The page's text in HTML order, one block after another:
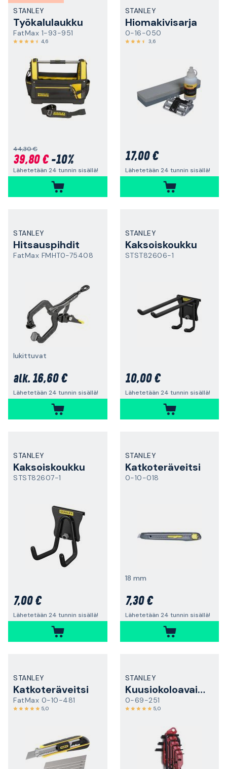
STANLEY
Työkalulaukku
FatMax 1-93-951
4,6
44,30 €
39,80 €-10%
Lähetetään 24 tunnin sisällä!
STANLEY
Hiomakivisarja
0-16-050
3,6
17,00 €
Lähetetään 24 tunnin sisällä!
STANLEY
Hitsauspihdit
FatMax FMHT0-75408
lukittuvat
alk. 16,60 €
Lähetetään 24 tunnin sisällä!
STANLEY
Kaksoiskoukku
STST82606-1
10,00 €
Lähetetään 24 tunnin sisällä!
STANLEY
Kaksoiskoukku
STST82607-1
7,00 €
Lähetetään 24 tunnin sisällä!
STANLEY
Katkoteräveitsi
0-10-018
18 mm
7,30 €
Lähetetään 24 tunnin sisällä!
STANLEY
Katkoteräveitsi
FatMax 0-10-481
5,0
STANLEY
Kuusiokoloavainsarja
0-69-251
5,0